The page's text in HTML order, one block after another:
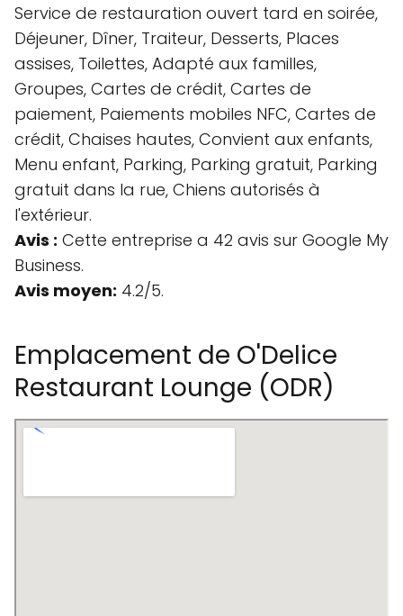
Service de restauration ouvert tard en soirée,
Déjeuner, Dîner, Traiteur, Desserts, Places
assises, Toilettes, Adapté aux familles,
Groupes, Cartes de crédit, Cartes de
paiement, Paiements mobiles NFC, Cartes de
crédit, Chaises hautes, Convient aux enfants,
Menu enfant, Parking, Parking gratuit, Parking
gratuit dans la rue, Chiens autorisés à
l'extérieur.
Avis : Cette entreprise a 42 avis sur Google My
Business.
Avis moyen: 4.2/5.
Emplacement de O'Delice
Restaurant Lounge (ODR)